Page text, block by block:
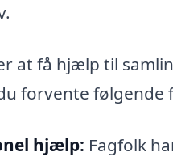
at få hjælp til
forvente følgende
hjælp: Fagfolk